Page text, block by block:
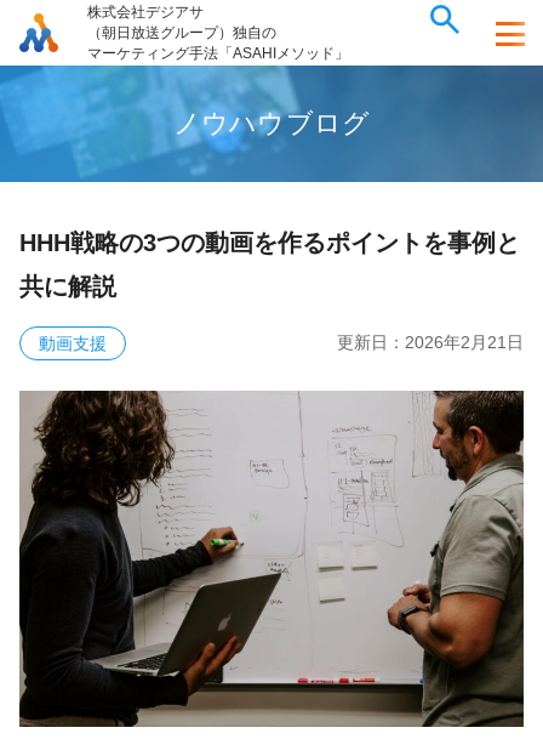
株式会社デジアサ
（朝日放送グループ）独自の
マーケティング手法「ASAHIメソッド」
ノウハウブロ グ
HHH戦略の3つの動画を作るポイントを事例と
共に解説
動画支援 更新日： 2026年2月21日